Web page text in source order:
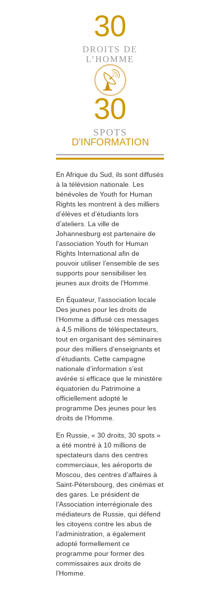
30
DROITS DE
L’HOMME
30
SPOTS
D’INFORMATION
En Afrique du Sud, ils sont diffusés
à la télévision nationale. Les
bénévoles de Youth for Human
Rights les montrent à des milliers
d’élèves et d’étudiants lors
d’ateliers. La ville de
Johannesburg est partenaire de
l’association Youth for Human
Rights International afin de
pouvoir utiliser l’ensemble de ses
supports pour sensibiliser les
jeunes aux droits de l’Homme.
En Équateur, l’association locale
Des jeunes pour les droits de
l’Homme a diffusé ces messages
à 4,5 millions de téléspectateurs,
tout en organisant des séminaires
pour des milliers d’enseignants et
d’étudiants. Cette campagne
nationale d’information s’est
avérée si efficace que le ministère
équatorien du Patrimoine a
officiellement adopté le
programme Des jeunes pour les
droits de l’Homme.
En Russie, « 30 droits, 30 spots »
a été montré à 10 millions de
spectateurs dans des centres
commerciaux, les aéroports de
Moscou, des centres d’affaires à
Saint-Pétersbourg, des cinémas et
des gares. Le président de
l’Association interrégionale des
médiateurs de Russie, qui défend
les citoyens contre les abus de
l’administration, a également
adopté formellement ce
programme pour former des
commissaires aux droits de
l’Homme.